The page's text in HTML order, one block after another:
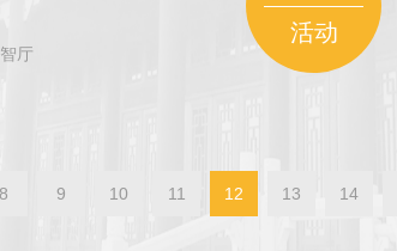
活动
厅
8 9 10 11 12 13 14